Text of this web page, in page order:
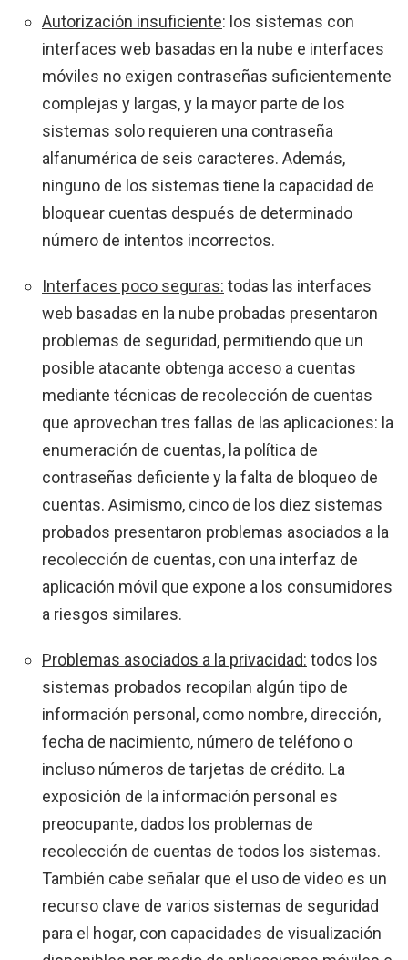
Autorización insuficiente: los sistemas con
interfaces web basadas en la nube e interfaces
móviles no exigen contraseñas suficientemente
complejas y largas, y la mayor parte de los
sistemas solo requieren una contraseña
alfanumérica de seis caracteres. Además,
ninguno de los sistemas tiene la capacidad de
bloquear cuentas después de determinado
número de intentos incorrectos.
Interfaces poco seguras: todas las interfaces
web basadas en la nube probadas presentaron
problemas de seguridad, permitiendo que un
posible atacante obtenga acceso a cuentas
mediante técnicas de recolección de cuentas
que aprovechan tres fallas de las aplicaciones: la
enumeración de cuentas, la política de
contraseñas deficiente y la falta de bloqueo de
cuentas. Asimismo, cinco de los diez sistemas
probados presentaron problemas asociados a la
recolección de cuentas, con una interfaz de
aplicación móvil que expone a los consumidores
a riesgos similares.
Problemas asociados a la privacidad: todos los
sistemas probados recopilan algún tipo de
información personal, como nombre, dirección,
fecha de nacimiento, número de teléfono o
incluso números de tarjetas de crédito. La
exposición de la información personal es
preocupante, dados los problemas de
recolección de cuentas de todos los sistemas.
También cabe señalar que el uso de video es un
recurso clave de varios sistemas de seguridad
para el hogar, con capacidades de visualización